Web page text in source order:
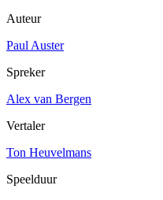
Auteur
Paul Auster
Spreker
Alex van Bergen
Vertaler
Ton Heuvelmans
Speelduur